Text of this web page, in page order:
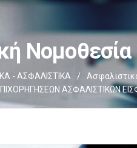
Νομοθεσία
- ΑΣΦΑΛΙΣΤΙΚΑ /
ΑΣΦΑΛΙΣΤΙΚΩΝ